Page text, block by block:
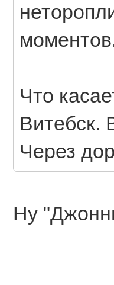
Что
Витебск.
Через
Ну